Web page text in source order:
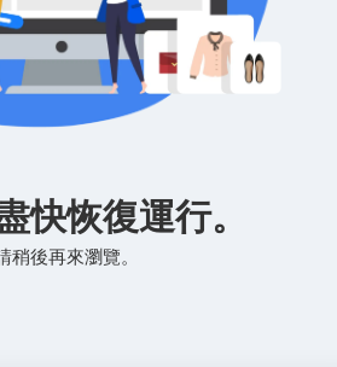
快恢復運行。
稍後再來瀏覽。